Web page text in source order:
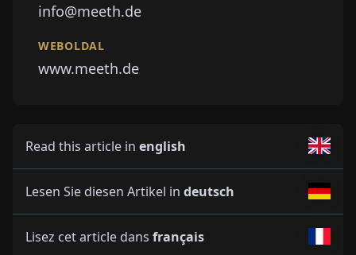
info@meeth.de
WEBOLDAL
www.meeth.de
Read this article in english
Lesen Sie diesen Artikel in deutsch
Lisez cet article dans français